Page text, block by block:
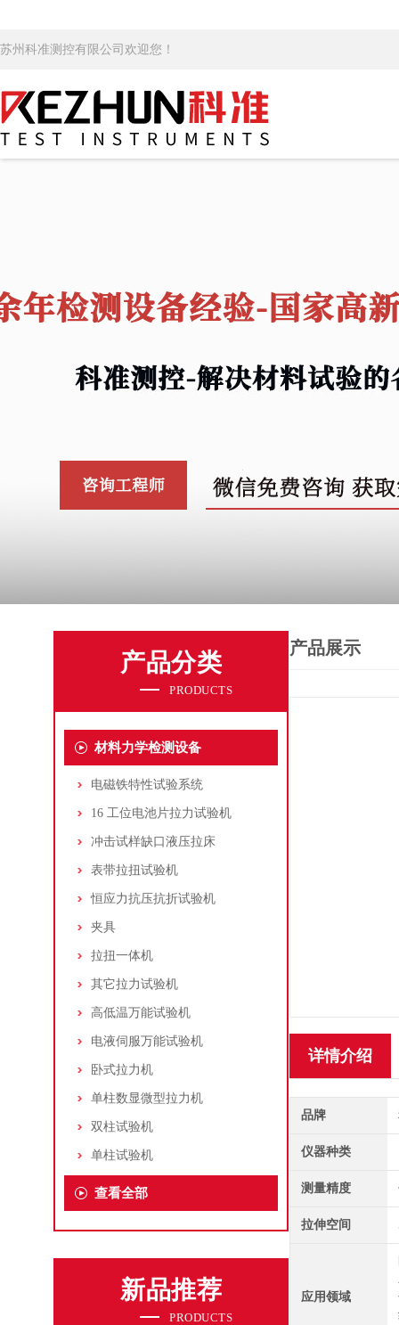
苏州科准测控有限公司欢迎您！
产品分类
PRODUCTS
材料力学检测设备
电磁铁特性试验系统
16 工位电池片拉力试验机
冲击试样缺口液压拉床
表带拉扭试验机
恒应力抗压抗折试验机
夹具
拉扭一体机
其它拉力试验机
高低温万能试验机
电液伺服万能试验机
卧式拉力机
单柱数显微型拉力机
双柱试验机
单柱试验机
查看全部
新品推荐
PRODUCTS
产品展示
详情介绍
品牌
仪器种类
测量精度
拉伸空间
应用领域